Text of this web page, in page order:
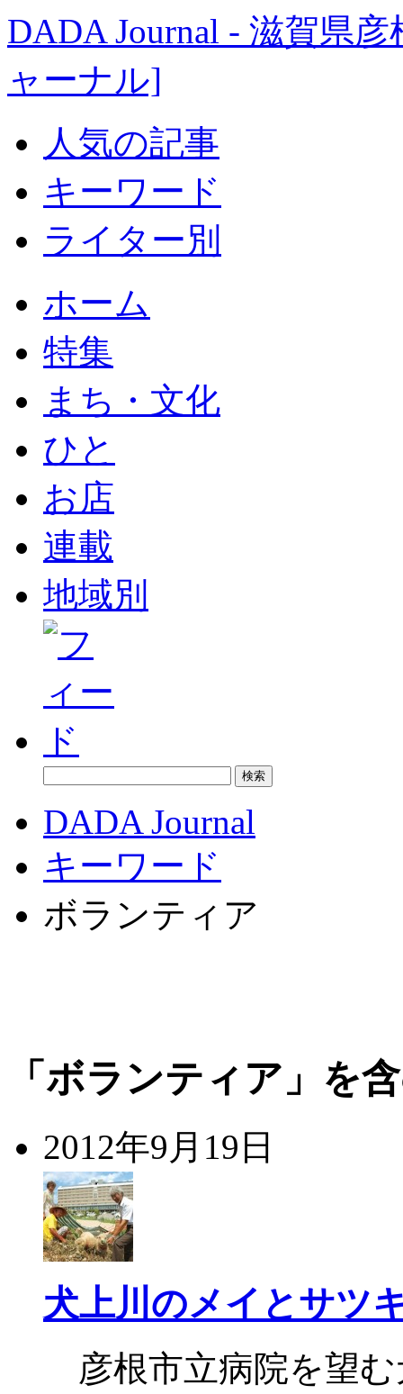
DADA Journal - 滋賀県
ャーナル]
人気の記事
キーワード
ライター別
ホーム
特集
まち・文化
ひと
お店
連載
地域別
DADA Journal
キーワード
ボランティア
「ボランティア」を
2012年9月19日
犬上川のメイとサツ
彦根市立病院を望む